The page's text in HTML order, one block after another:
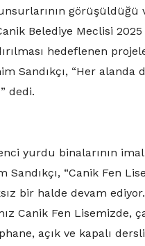
Belediye Meclisi
hedeflenen
Sandıkçı, “Her
dedi.
yurdu binalarının
“Canik Fen
bir halde devam
Canik Fen Lisemizde,
açık ve kapalı